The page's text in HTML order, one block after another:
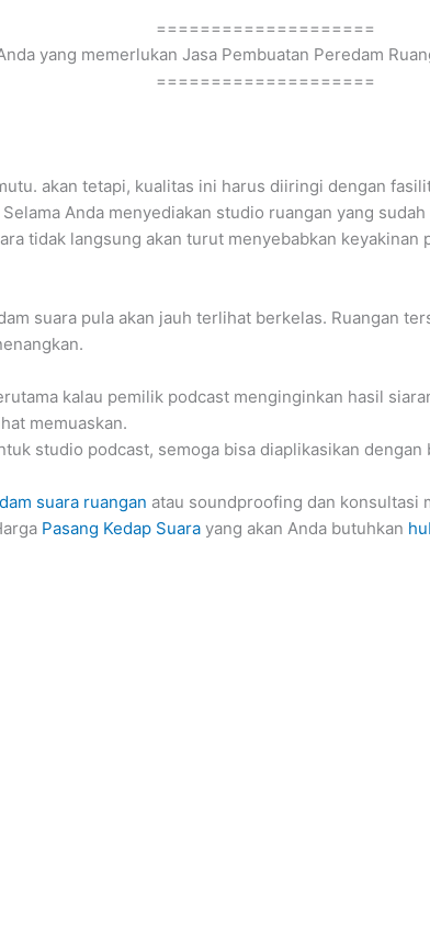
====================
yang memerlukan Jasa Pembuatan Peredam
====================
akan tetapi, kualitas ini harus diiringi dengan
Anda menyediakan studio ruangan yang
tidak langsung akan turut menyebabkan keyakinan
suara pula akan jauh terlihat berkelas. Ruangan
kalau pemilik podcast menginginkan hasil
memuaskan.
studio podcast, semoga bisa diaplikasikan dengan
suara ruangan atau soundproofing dan konsultasi
Pasang Kedap Suara yang akan Anda butuhkan